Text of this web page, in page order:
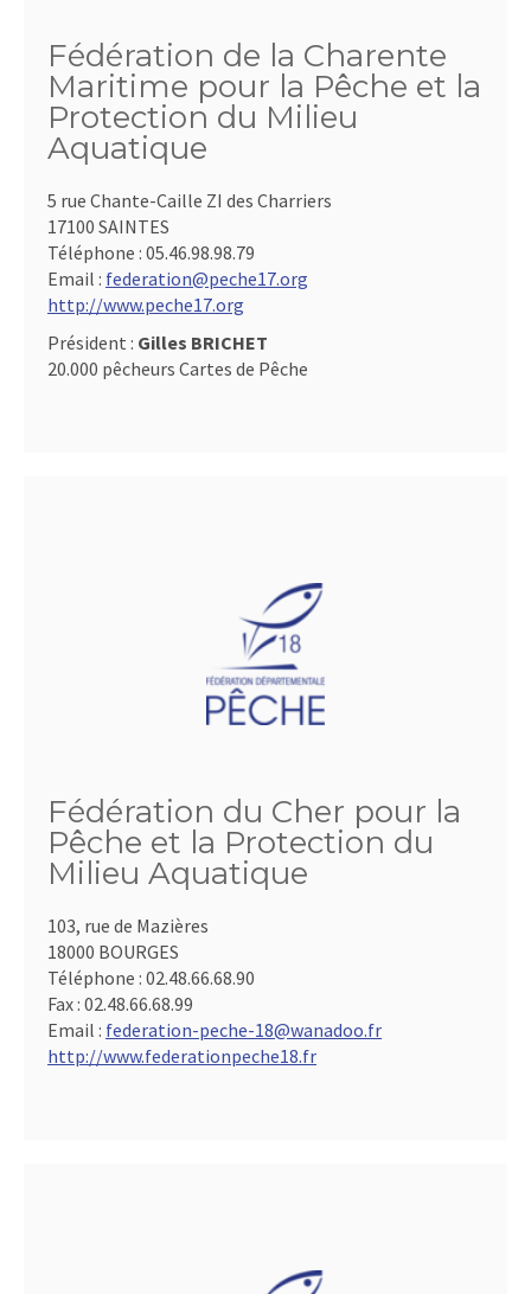
Fédération de la Charente
Maritime pour la Pêche et la
Protection du Milieu
Aquatique
5 rue Chante-Caille ZI des Charriers
17100 SAINTES
Téléphone : 05.46.98.98.79
Email : federation@peche17.org
http://www.peche17.org
Président : Gilles BRICHET
20.000 pêcheurs Cartes de Pêche
Fédération du Cher pour la
Pêche et la Protection du
Milieu Aquatique
103, rue de Mazières
18000 BOURGES
Téléphone : 02.48.66.68.90
Fax : 02.48.66.68.99
Email : federation-peche-18@wanadoo.fr
http://www.federationpeche18.fr